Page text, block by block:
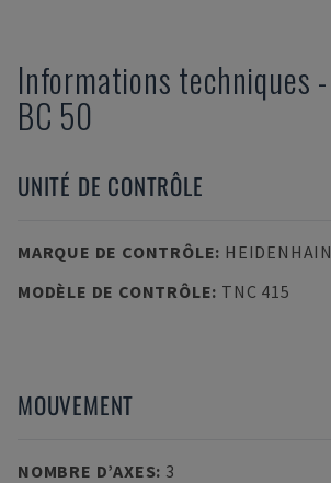
Informations techniques -
BC 50
UNITÉ DE CONTRÔLE
MARQUE DE CONTRÔLE: HEIDENHAIN
MODÈLE DE CONTRÔLE: TNC 415
MOUVEMENT
NOMBRE D’AXES: 3